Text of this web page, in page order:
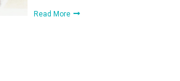
Read More